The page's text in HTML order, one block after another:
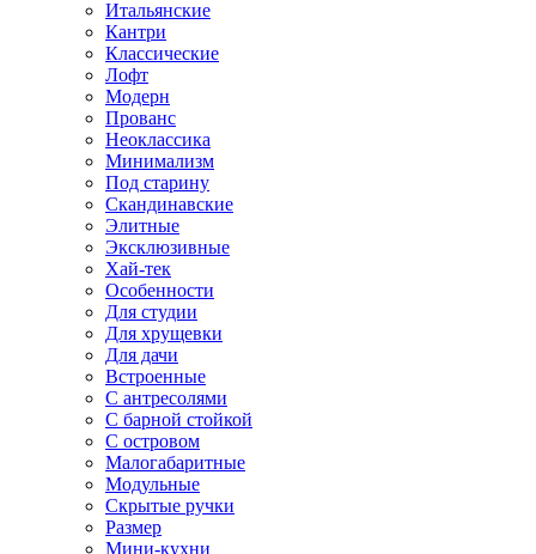
Итальянские
Кантри
Классические
Лофт
Модерн
Прованс
Неоклассика
Минимализм
Под старину
Скандинавские
Элитные
Эксклюзивные
Хай-тек
Особенности
Для студии
Для хрущевки
Для дачи
Встроенные
С антресолями
С барной стойкой
С островом
Малогабаритные
Модульные
Скрытые ручки
Размер
Мини-кухни